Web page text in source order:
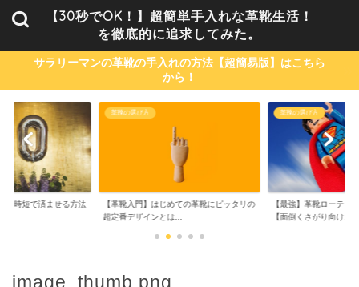
【30秒でOK！】超簡単手入れな革靴生活！
を徹底的に追求してみた。
サラリーマンの革靴の手入れの方法【超簡易版】はこちら
から！
・時短で済ませる方法
革靴の選び方
【革靴入門】はじめての革靴にピッタリの
超定番デザインとは...
革靴の選び方
【最強】革靴ローテー
【面倒くさがり向け...
image_thumb.png